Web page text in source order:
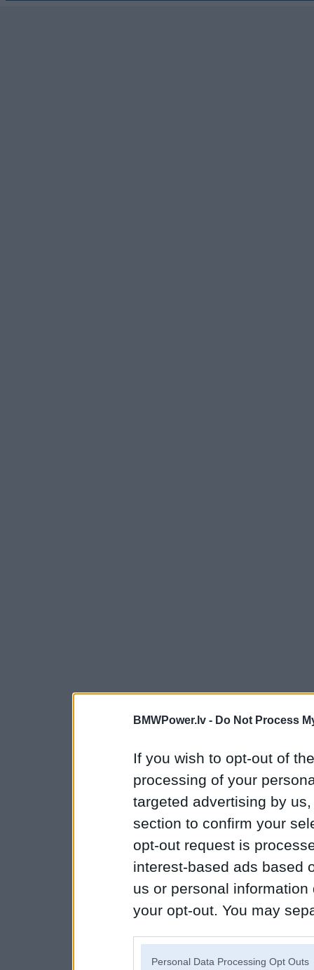
BMWPower.lv - Do Not Process
If you wish to opt-out of
processing of your
targeted advertising by
section to confirm your
opt-out request is
interest-based ads based
us or personal
your opt-out. You may
Personal Data Processing Opt Outs